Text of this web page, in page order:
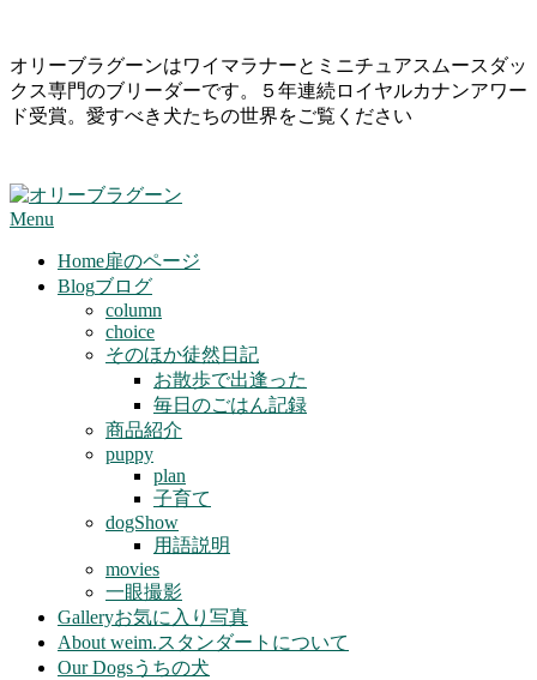
Skip
to
content
オリーブラグーンはワイマラナーとミニチュアスムースダッ
クス専門のブリーダーです。５年連続ロイヤルカナンアワー
ド受賞。愛すべき犬たちの世界をご覧ください
Primary
Menu
Menu
Home扉のページ
Blogブログ
column
choice
そのほか徒然日記
お散歩で出逢った
毎日のごはん記録
商品紹介
puppy
plan
子育て
dogShow
用語説明
movies
一眼撮影
Galleryお気に入り写真
About weim.スタンダートについて
Our Dogsうちの犬